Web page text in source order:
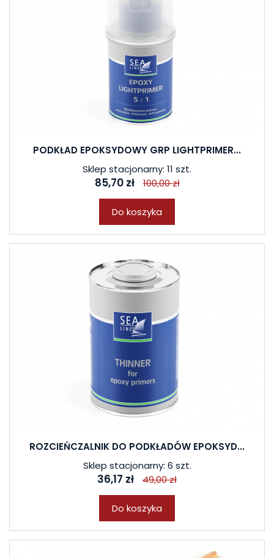
PODKŁAD EPOKSYDOWY GRP LIGHTPRIMER...
Sklep stacjonarny: 11 szt.
85,70 zł 100,00 zł
Do koszyka
ROZCIEŃCZALNIK DO PODKŁADÓW EPOKSYD...
Sklep stacjonarny: 6 szt.
36,17 zł 49,00 zł
Do koszyka